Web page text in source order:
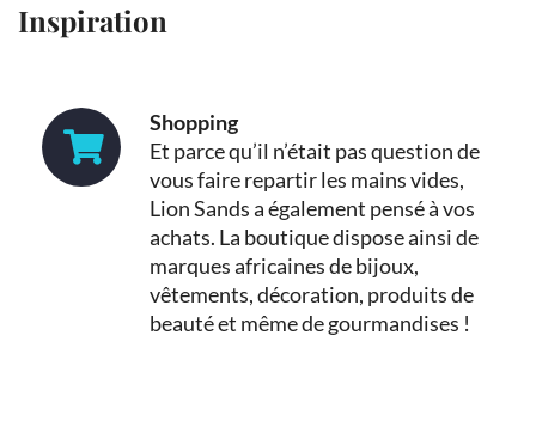
Inspiration
Shopping
Et parce qu’il n’était pas question de
vous faire repartir les mains vides,
Lion Sands a également pensé à vos
achats. La boutique dispose ainsi de
marques africaines de bijoux,
vêtements, décoration, produits de
beauté et même de gourmandises !